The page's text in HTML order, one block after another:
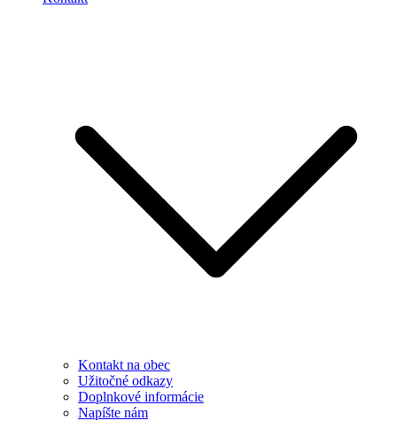
Kontakt na obec
Užitočné odkazy
Doplnkové informácie
Napíšte nám